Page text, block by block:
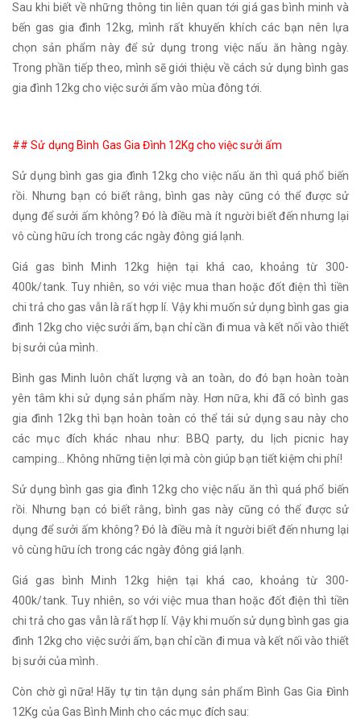
Sau khi biết về những thông tin liên quan tới giá gas bình minh và
bến gas gia đình 12kg, mình rất khuyến khích các bạn nên lựa
chọn sản phẩm này để sử dụng trong việc nấu ăn hàng ngày.
Trong phần tiếp theo, mình sẽ giới thiệu về cách sử dụng bình gas
gia đình 12kg cho việc sưởi ấm vào mùa đông tới.
## Sử dụng Bình Gas Gia Đình 12Kg cho việc sưởi ấm
Sử dụng bình gas gia đình 12kg cho việc nấu ăn thì quá phổ biến
rồi. Nhưng bạn có biết rằng, bình gas này cũng có thể được sử
dụng để sưởi ấm không? Đó là điều mà ít người biết đến nhưng lại
vô cùng hữu ích trong các ngày đông giá lạnh.
Giá gas bình Minh 12kg hiện tại khá cao, khoảng từ 300-
400k/tank. Tuy nhiên, so với việc mua than hoặc đốt điện thì tiền
chi trả cho gas vẫn là rất hợp lí. Vậy khi muốn sử dụng bình gas gia
đình 12kg cho việc sưởi ấm, bạn chỉ cần đi mua và kết nối vào thiết
bị sưởi của mình.
Bình gas Minh luôn chất lượng và an toàn, do đó bạn hoàn toàn
yên tâm khi sử dụng sản phẩm này. Hơn nữa, khi đã có bình gas
gia đình 12kg thì bạn hoàn toàn có thể tái sử dụng sau này cho
các mục đích khác nhau như: BBQ party, du lịch picnic hay
camping... Không những tiện lợi mà còn giúp bạn tiết kiệm chi phí!
Sử dụng bình gas gia đình 12kg cho việc nấu ăn thì quá phổ biến
rồi. Nhưng bạn có biết rằng, bình gas này cũng có thể được sử
dụng để sưởi ấm không? Đó là điều mà ít người biết đến nhưng lại
vô cùng hữu ích trong các ngày đông giá lạnh.
Giá gas bình Minh 12kg hiện tại khá cao, khoảng từ 300-
400k/tank. Tuy nhiên, so với việc mua than hoặc đốt điện thì tiền
chi trả cho gas vẫn là rất hợp lí. Vậy khi muốn sử dụng bình gas gia
đình 12kg cho việc sưởi ấm, bạn chỉ cần đi mua và kết nối vào thiết
bị sưởi của mình.
Còn chờ gì nữa! Hãy tự tin tận dụng sản phẩm Bình Gas Gia Đình
12Kg của Gas Bình Minh cho các mục đích sau: